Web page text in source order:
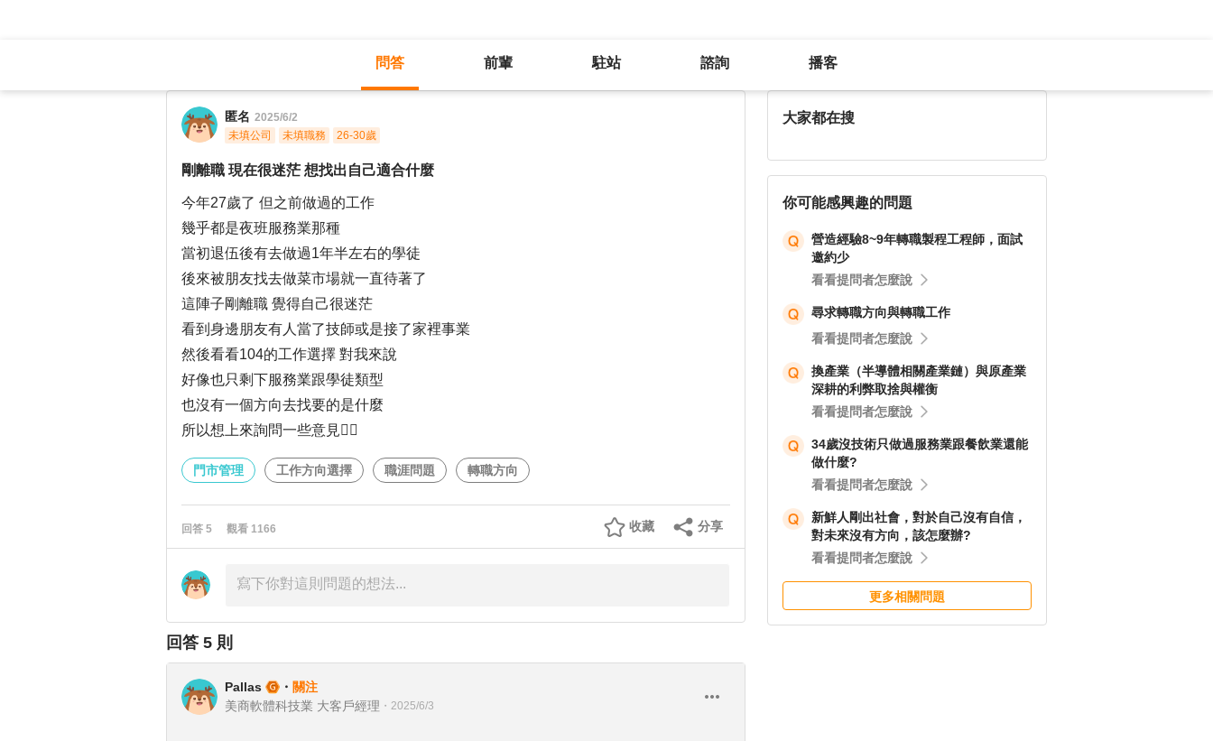
問答 前輩 駐站 諮詢 播客
匿名 2025/6/2
未填公司
未填職務 26-30歲
剛離職 現在很迷茫 想找出自己適合什麼
今年27歲了 但之前做過的工作
幾乎都是夜班服務業那種
當初退伍後有去做過1年半左右的學徒
後來被朋友找去做菜市場就一直待著了
這陣子剛離職 覺得自己很迷茫
看到身邊朋友有人當了技師或是接了家裡事業
然後看看104的工作選擇 對我來說
好像也只剩下服務業跟學徒類型
也沒有一個方向去找要的是什麼
所以想上來詢問一些意見😵‍💫
門市管理 工作方向選擇 職涯問題 轉職方向
回答 5 觀看 1166 分享
收藏
回答 5 則
Pallas ・ 關注
美商軟體科技業 大客戶經理 ・ 2025/6/3
大家都在搜
你可能感興趣的問題
營造經驗8~9年轉職製程工程師，面試
邀約少
看看提問者怎麼說
尋求轉職方向與轉職工作
看看提問者怎麼說
換產業（半導體相關產業鏈）與原產業
深耕的利弊取捨與權衡
看看提問者怎麼說
34歲沒技術只做過服務業跟餐飲業還能
做什麼?
看看提問者怎麼說
新鮮人剛出社會，對於自己沒有自信，
對未來沒有方向，該怎麼辦?
看看提問者怎麼說
更多相關問題